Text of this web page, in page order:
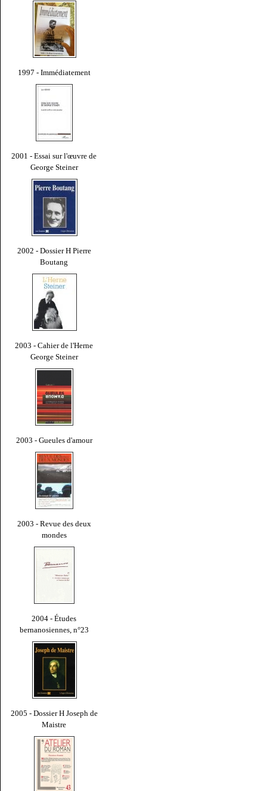
1997 - Immédiatement
2001 - Essai sur l'œuvre de
George Steiner
2002 - Dossier H Pierre
Boutang
2003 - Cahier de l'Herne
George Steiner
2003 - Gueules d'amour
2003 - Revue des deux
mondes
2004 - Études
bernanosiennes, n°23
2005 - Dossier H Joseph de
Maistre